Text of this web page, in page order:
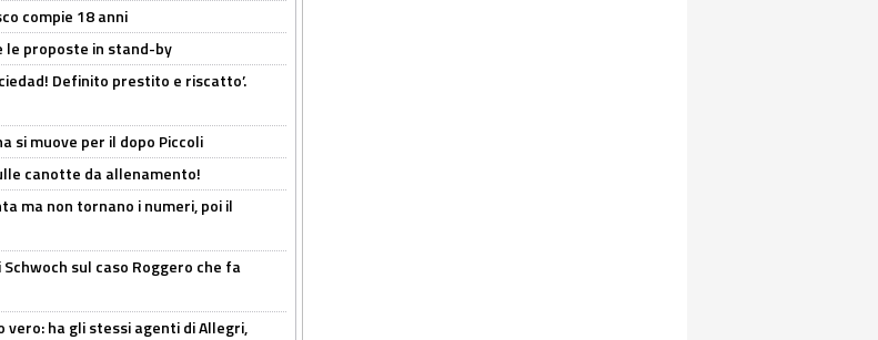
compie 18 anni
le proposte in stand-by
Definito prestito e riscatto’.
si muove per il dopo Piccoli
canotte da allenamento!
ma non tornano i numeri, poi il
sul caso Roggero che fa
ha gli stessi agenti di Allegri,